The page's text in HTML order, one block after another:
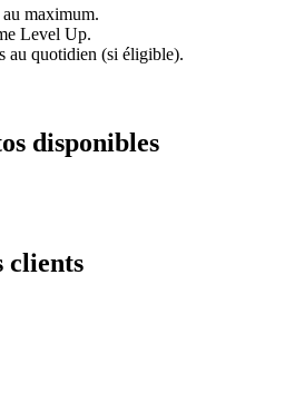
maximum.
Level Up.
au quotidien (si éligible).
disponibles
clients